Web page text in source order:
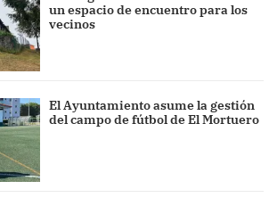
un espacio de encuentro para los
vecinos
El Ayuntamiento asume la gestión
del campo de fútbol de El Mortuero